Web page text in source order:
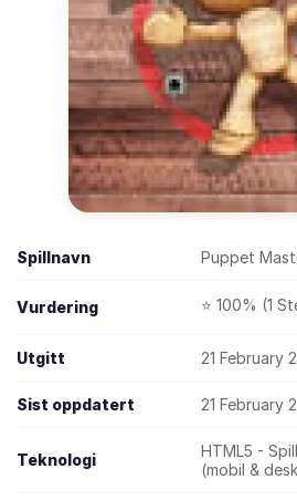
Spillnavn Puppet
Vurdering ⭐ 100% (1
Utgitt 21 February
Sist oppdatert 21 February
Teknologi
HTML5 -
(mobil &